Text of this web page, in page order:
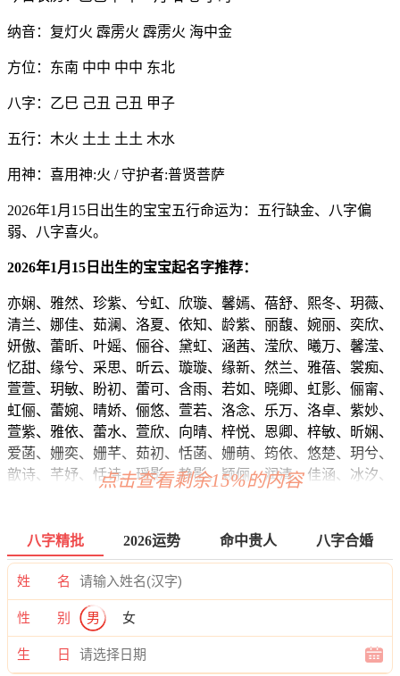
纳音：复灯火 霹雳火 霹雳火 海中金
方位：东南 中中 中中 东北
八字：乙巳 己丑 己丑 甲子
五行：木火 土土 土土 木水
用神：喜用神:火 / 守护者:普贤菩萨
2026年1月15日出生的宝宝五行命运为：五行缺金、八字偏
弱、八字喜火。
2026年1月15日出生的宝宝起名字推荐：
亦娴、雅然、珍紫、兮虹、欣璇、馨嫣、蓓舒、熙冬、玥薇、
清兰、娜佳、茹澜、洛夏、依知、龄紫、丽馥、婉丽、奕欣、
妍傲、蕾昕、叶媱、俪谷、黛虹、涵茜、滢欣、曦万、馨滢、
忆甜、缘兮、采思、昕云、璇璇、缘新、然兰、雅蓓、裳痴、
萱萱、玥敏、盼初、蕾可、含雨、若如、晓卿、虹影、俪甯、
虹俪、蕾婉、晴娇、俪悠、萱若、洛念、乐万、洛卓、紫妙、
萱紫、雅依、蕾水、萱欣、向晴、梓悦、恩卿、梓敏、昕娴、
爱菡、姗奕、姗芊、茹初、恬菡、姗萌、筠依、悠楚、玥兮、
歆诗、芊妤、恬诗、瑶影、静影、颖俪、润清、佳涵、冰汐、
菱南、菱依、萌忆、姿婉、碧雨、冰萱、菲姝、兰知、绿君、
依蓓、卿兮、阳姗、艺歆、筠梦、甜依、菱依、璐新、滢冰、
梓菡、影馨、楚彩、婉夜、俪甯、灵薇、灵冰、语娜、璇璇、
泉知、晓唯、卿颍、菲卿、依然、蓉婉、梓静、虹菲、悠莹、
悦璇、瑾妤、絮璐、欣觅、欣玥、娅馨、清欣、滢欣、秋梵、
甜晓、滢姗、微倩、缘昕、娇淼、爱汐、诗含、晓洛、真兮、
思姿、妍瑶、诗涵、滢寻、唯昕、婉甜、龄影、儿菱、璇爱、
点击查看剩余15%的内容
八字精批 2026运势 命中贵人 八字合婚
姓 名
性 别 男 女
生 日